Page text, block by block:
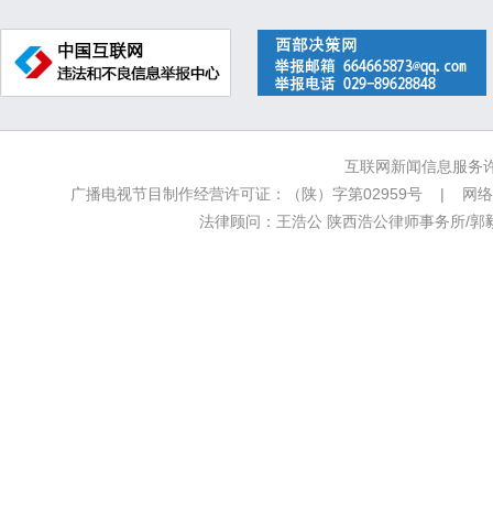
互联网新闻信息服
广播电视节目制作经营许可证：（陕）字第02959号 |
法律顾问：王浩公 陕西浩公律师事务